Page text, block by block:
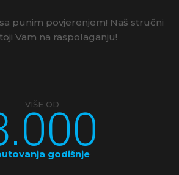
punim povjerenjem! Naš stručni
Vam na raspolaganju!
VIŠE OD
godišnje